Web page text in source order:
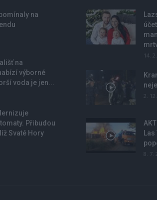
na
na
výborné
voda je jen...
Přibudou
Svaté Hory
14.
2.
8. 7.